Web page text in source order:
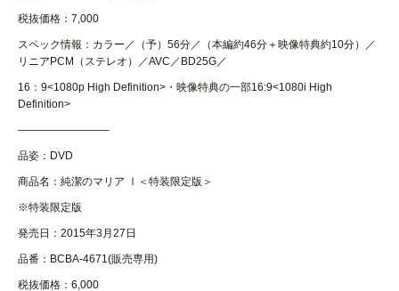
税抜価格：7,000
スペック情報：カラー／（予）56分／（本編約46分＋映像特典約10分）／
リニアPCM（ステレオ）／AVC／BD25G／
16：9<1080p High Definition>・映像特典の一部16:9<1080i High
Definition>
————————–
品姿：DVD
商品名：純潔のマリア Ⅰ＜特装限定版＞
※特装限定版
発売日：2015年3月27日
品番：BCBA-4671(販売専用)
税抜価格：6,000